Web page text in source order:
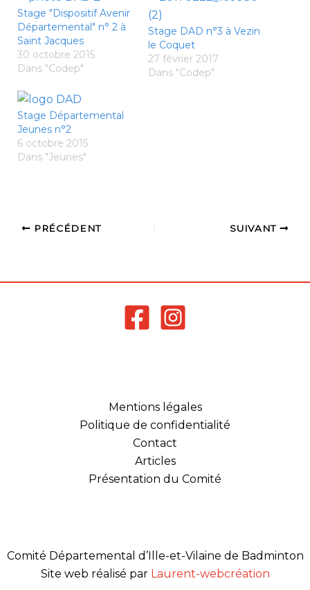
Stage "Dispositif Avenir
Départemental" n° 2 à
Saint Jacques
30 octobre 2015
Dans "Codep"
Stage DAD n°3 à Vezin
le Coquet
27 février 2017
Dans "Codep"
Stage Départemental
Jeunes n°2
6 octobre 2015
Dans "Jeunes"
PRÉCÉDENT SUIVANT
Mentions légales
Politique de confidentialité
Contact
Articles
Présentation du Comité
Comité Départemental d’Ille-et-Vilaine de Badminton
Site web réalisé par Laurent-webcréation